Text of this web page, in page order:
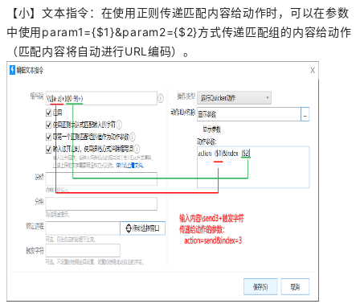
【小】文本指令：在使用正则传递匹配内容给动作时，可以在参数
中使用param1={$1}&param2={$2}方式传递匹配组的内容给动作
（匹配内容将自动进行URL编码）。